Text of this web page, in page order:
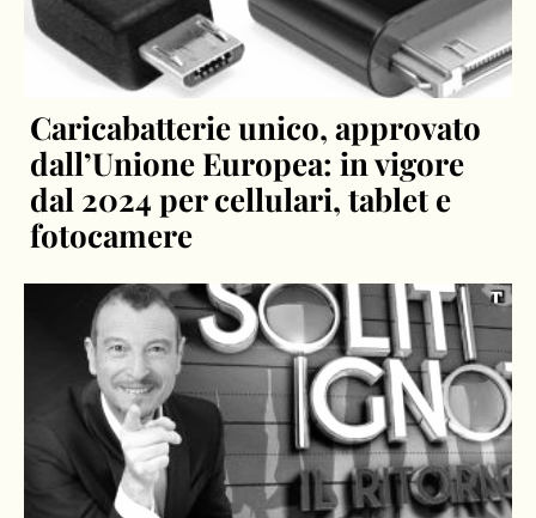
Caricabatterie unico, approvato
dall’Unione Europea: in vigore
dal 2024 per cellulari, tablet e
fotocamere